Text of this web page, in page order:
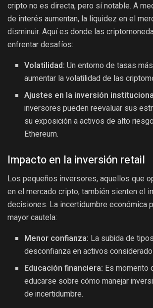
cripto no es directa, pero sí notable. A
de interés aumentan, la liquidez en el
disminuir. Aquí es donde las
enfrentar desafíos:
Volatilidad: Un entorno de tasas
aumentar la volatilidad de las
Ajustes en la inversión
inversores pueden reevaluar sus
su exposición a activos de alto
Ethereum.
Impacto en la inversión retail
Los pequeños inversores, aquellos que
en el mercado cripto, también sienten el
decisiones. La incertidumbre económica
mayor cautela:
Menor confianza: La subida de
desconfianza en activos
Educación financiera: Es momento
educarse sobre cómo manejar
de incertidumbre.